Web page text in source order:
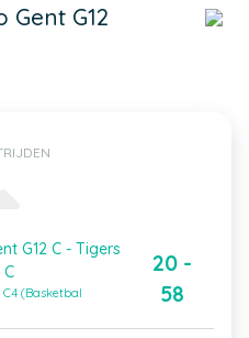
Gent G12
G12 C - Tigers
C
(Basketbal
20 -
58